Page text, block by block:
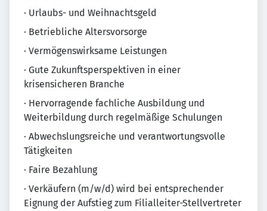
· Urlaubs- und Weihnachtsgeld
· Betriebliche Altersvorsorge
· Vermögenswirksame Leistungen
· Gute Zukunftsperspektiven in einer
krisensicheren Branche
· Hervorragende fachliche Ausbildung und
Weiterbildung durch regelmäßige Schulungen
· Abwechslungsreiche und verantwortungsvolle
Tätigkeiten
· Faire Bezahlung
· Verkäufern (m/w/d) wird bei entsprechender
Eignung der Aufstieg zum Filialleiter-Stellvertreter